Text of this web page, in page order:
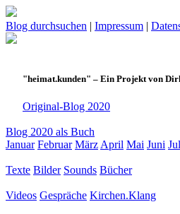
Blog durchsuchen | Impressum |
"heimat.kunden" – Ein Projekt von
Original-Blog 2020
Blog 2020 als Buch
Januar Februar März April Mai Juni
Texte Bilder Sounds Bücher
Videos Gespräche Kirchen.Klang